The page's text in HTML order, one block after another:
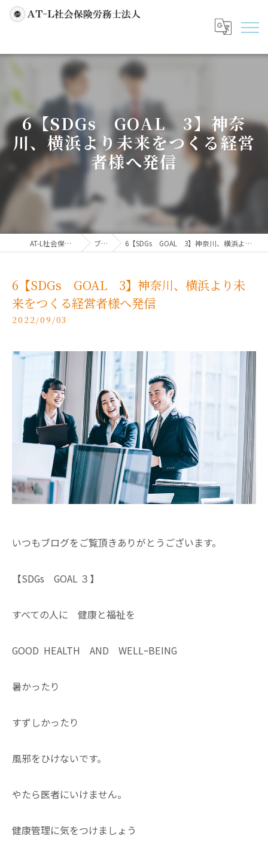
6【SDGs GOAL 3】神奈
川、横浜より未来をつくる経営
者様へ発信
AT-L社会保険労務士法人 ブログ 6【SDGs GOAL 3】神奈川、横浜より未来をつくる経営者様へ発信
6【SDGs GOAL 3】神奈川、横浜より未
来をつくる経営者様へ発信
2022/09/03
いつもブログをご覧頂きありがとうございます。
【SDGs GOAL ３】
すべての人に 健康と福祉を
GOOD HEALTH AND WELLｰBEING
暑かったり
すずしかったり
風邪をひけないです。
やたら医者にいけません。
健康管理に気をつけましょう